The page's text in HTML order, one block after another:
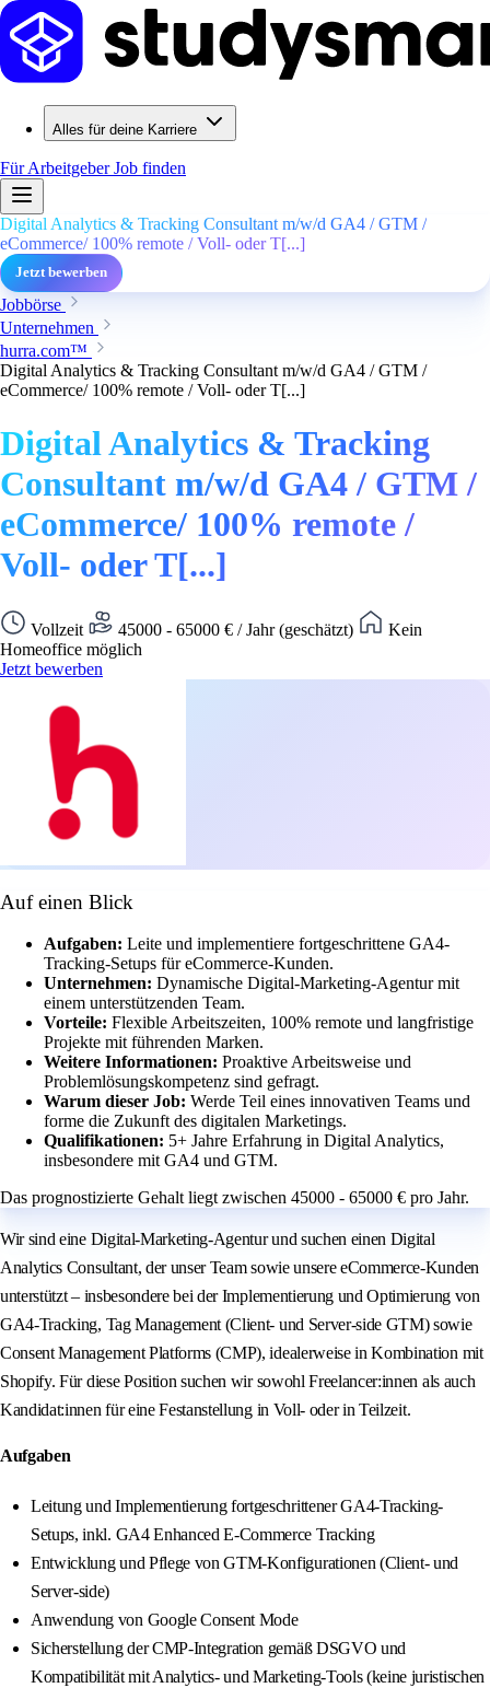
Alles für deine Karriere
Für ArbeitgeberJob finden
Digital Analytics & Tracking Consultant m/w/d GA4 / GTM /
eCommerce/ 100% remote / Voll- oder T[...]
Jetzt bewerben
Jobbörse
Unternehmen
hurra.com™
Digital Analytics & Tracking Consultant m/w/d GA4 / GTM /
eCommerce/ 100% remote / Voll- oder T[...]
Digital Analytics & Tracking
Consultant m/w/d GA4 / GTM /
eCommerce/ 100% remote /
Voll- oder T[...]
Vollzeit 45000 - 65000 € / Jahr (geschätzt)
Kein
Homeoffice möglich
Jetzt bewerben
Auf einen Blick
Aufgaben: Leite und implementiere fortgeschrittene GA4-
Tracking-Setups für eCommerce-Kunden.
Unternehmen: Dynamische Digital-Marketing-Agentur mit
einem unterstützenden Team.
Vorteile: Flexible Arbeitszeiten, 100% remote und langfristige
Projekte mit führenden Marken.
Weitere Informationen: Proaktive Arbeitsweise und
Problemlösungskompetenz sind gefragt.
Warum dieser Job: Werde Teil eines innovativen Teams und
forme die Zukunft des digitalen Marketings.
Qualifikationen: 5+ Jahre Erfahrung in Digital Analytics,
insbesondere mit GA4 und GTM.
Das prognostizierte Gehalt liegt zwischen 45000 - 65000 € pro Jahr.
Wir sind eine Digital-Marketing-Agentur und suchen einen Digital
Analytics Consultant, der unser Team sowie unsere eCommerce-Kunden
unterstützt – insbesondere bei der Implementierung und Optimierung von
GA4-Tracking, Tag Management (Client- und Server-side GTM) sowie
Consent Management Platforms (CMP), idealerweise in Kombination mit
Shopify. Für diese Position suchen wir sowohl Freelancer:innen als auch
Kandidat:innen für eine Festanstellung in Voll- oder in Teilzeit.
Aufgaben
Leitung und Implementierung fortgeschrittener GA4-Tracking-
Setups, inkl. GA4 Enhanced E-Commerce Tracking
Entwicklung und Pflege von GTM-Konfigurationen (Client- und
Server-side)
Anwendung von Google Consent Mode
Sicherstellung der CMP-Integration gemäß DSGVO und
Kompatibilität mit Analytics- und Marketing-Tools (keine juristischen